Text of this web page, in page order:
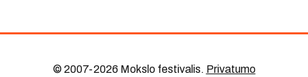
© 2007-2026 Mokslo festivalis. Privatumo